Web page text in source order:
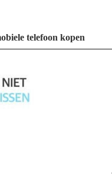
telefoon kopen